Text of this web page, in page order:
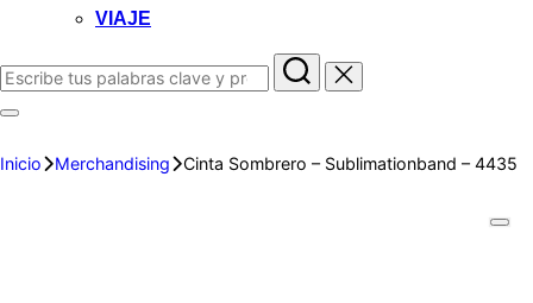
VIAJE
Inicio Merchandising Cinta Sombrero – Sublimationband – 4435